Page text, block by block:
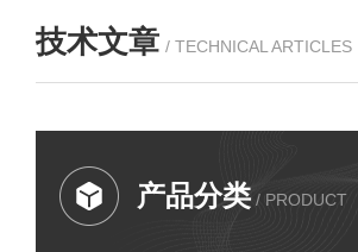
技术文章 / TECHNICAL ARTICLES
产品分类 / PRODUCT